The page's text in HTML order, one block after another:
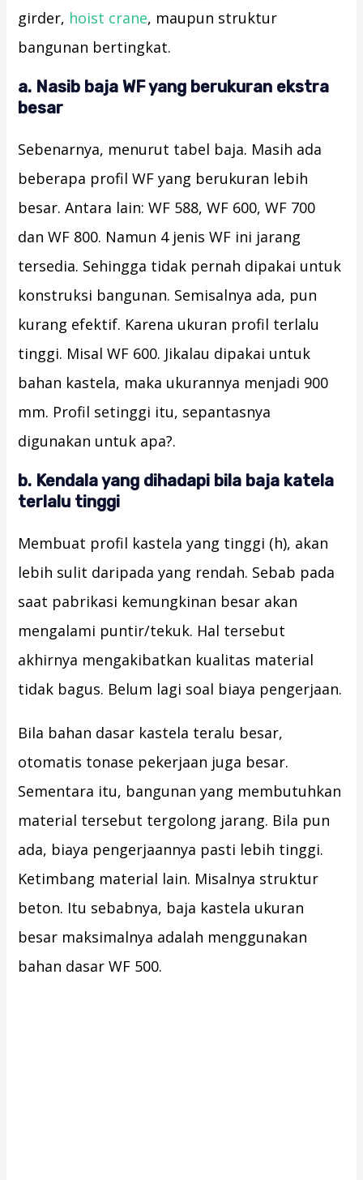
girder, hoist crane, maupun struktur
bangunan bertingkat.
a. Nasib baja WF yang berukuran ekstra
besar
Sebenarnya, menurut tabel baja. Masih ada
beberapa profil WF yang berukuran lebih
besar. Antara lain: WF 588, WF 600, WF 700
dan WF 800. Namun 4 jenis WF ini jarang
tersedia. Sehingga tidak pernah dipakai untuk
konstruksi bangunan. Semisalnya ada, pun
kurang efektif. Karena ukuran profil terlalu
tinggi. Misal WF 600. Jikalau dipakai untuk
bahan kastela, maka ukurannya menjadi 900
mm. Profil setinggi itu, sepantasnya
digunakan untuk apa?.
b. Kendala yang dihadapi bila baja katela
terlalu tinggi
Membuat profil kastela yang tinggi (h), akan
lebih sulit daripada yang rendah. Sebab pada
saat pabrikasi kemungkinan besar akan
mengalami puntir/tekuk. Hal tersebut
akhirnya mengakibatkan kualitas material
tidak bagus. Belum lagi soal biaya pengerjaan.
Bila bahan dasar kastela teralu besar,
otomatis tonase pekerjaan juga besar.
Sementara itu, bangunan yang membutuhkan
material tersebut tergolong jarang. Bila pun
ada, biaya pengerjaannya pasti lebih tinggi.
Ketimbang material lain. Misalnya struktur
beton. Itu sebabnya, baja kastela ukuran
besar maksimalnya adalah menggunakan
bahan dasar WF 500.